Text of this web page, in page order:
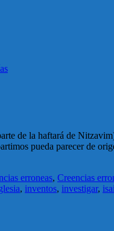
de la haftará de
pueda parecer de
erroneas, Creencias
, inventos, investigar,